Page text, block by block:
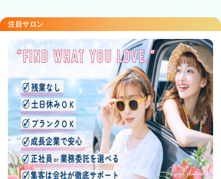
注目サロン